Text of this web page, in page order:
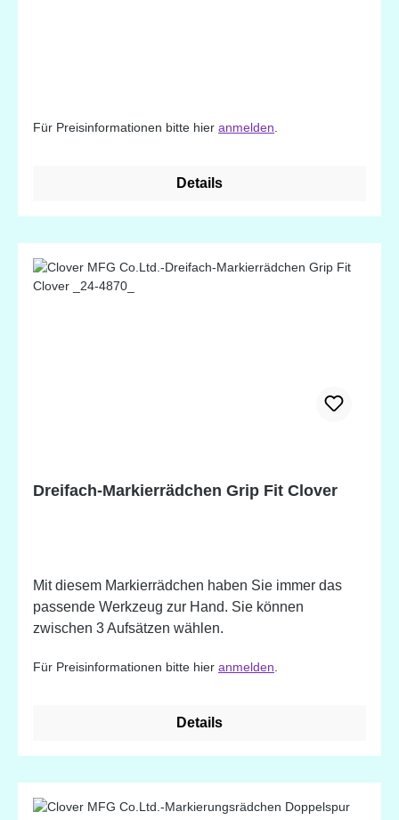
Für Preisinformationen bitte hier anmelden
Details
Dreifach-Markierrädchen Grip Fit Clover
Mit diesem Markierrädchen haben Sie immer das
passende Werkzeug zur Hand. Sie können
zwischen 3 Aufsätzen wählen.
Für Preisinformationen bitte hier anmelden
Details